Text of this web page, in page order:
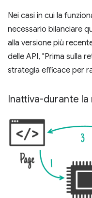
Nei casi in cui la
necessario bilanciare
alla versione più
delle API, "Prima sulla
strategia efficace per
Inattiva-durante la